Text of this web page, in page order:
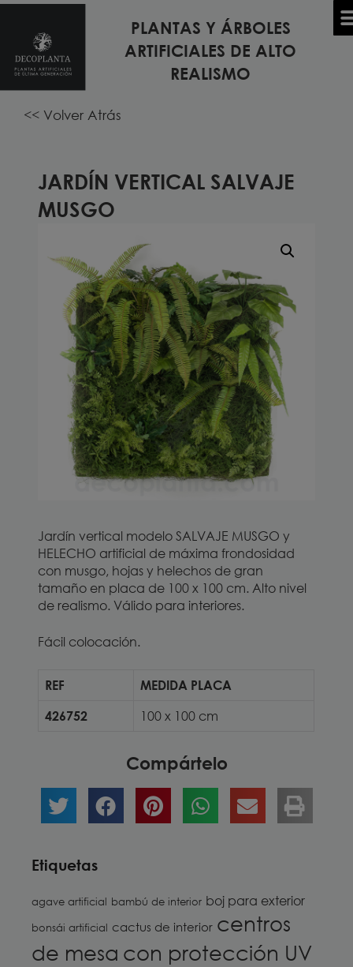
PLANTAS Y ÁRBOLES
ARTIFICIALES DE ALTO
REALISMO
Inicio PLANTAS Y ÁRBOLES ARTIFICIALES /JARDÍN
VERTICAL ARTIFICIAL
/ Jardín Vertical SALVAJE MUSGO
<< Volver Atrás
JARDÍN VERTICAL SALVAJE
MUSGO
Jardín vertical modelo SALVAJE MUSGO y
HELECHO artificial de máxima frondosidad
con musgo, hojas y helechos de gran
tamaño en placa de 100 x 100 cm. Alto nivel
de realismo. Válido para interiores.
Fácil colocación.
REF
MEDIDA PLACA
426752
100 x 100 cm
Compártelo
Etiquetas
agave artificial bambú de interior boj para exterior
bonsái artificial cactus de interior centros
de mesa con protección UV